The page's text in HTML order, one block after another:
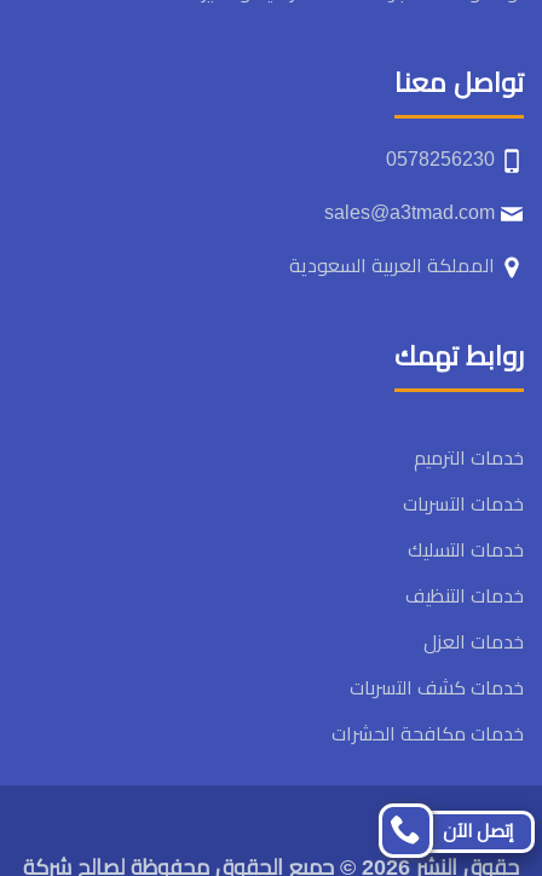
تواصل معنا
المملكة العربية السعودية
روابط تهمك
خدمات الترميم
خدمات التسربات
خدمات التسليك
خدمات التنظيف
خدمات العزل
خدمات كشف التسربات
خدمات مكافحة الحشرات
تابعنا
على
تابعنا
على
حقوق النشر 2026 © جميع الحقوق محفوظة لصالح شركة
إتصل الآن